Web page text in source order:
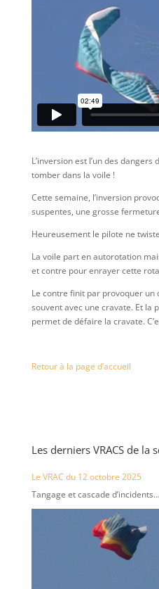
L’inversion est l’un des
tomber dans la voile !
Cette semaine, l’inversion
suspentes, une grosse
Heureusement le pilote ne
La voile part en autorotation
et contre pour enrayer cette
Le contre finit par provoquer un
souvent avec une cravate. Et la
permet de défaire la cravate.
Retour à la page d’accueil
Les derniers VRACS de la
Le VRAC du 12 octobre 2025
Tangage et cascade d’incidents…